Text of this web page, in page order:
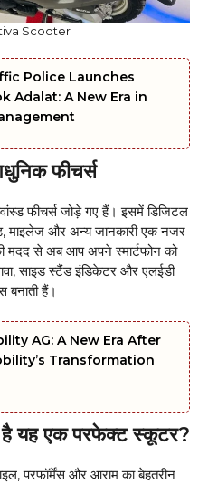
Scooter
Police Launches
Adalat: A New Era in
फीचर्स
फीचर्स जोड़े गए हैं। इसमें डिजिटल
माइलेज और अन्य जानकारी एक नजर
मदद से अब आप अपने स्मार्टफोन को
साइड स्टैंड इंडिकेटर और एलईडी
बनाती हैं।
AG: A New Era After
Transformation
यह एक परफेक्ट स्कूटर?
परफॉर्मेंस और आराम का बेहतरीन